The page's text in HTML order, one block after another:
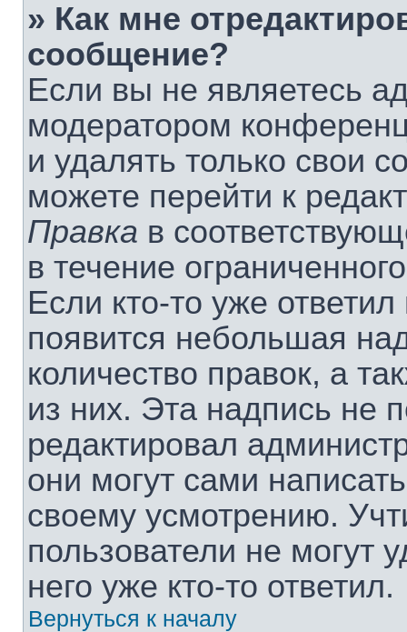
» Как мне
сообщение?
Если вы не являетесь
модератором
и удалять только свои
можете перейти к
Правка в
в течение
Если кто-то уже
появится небольшая
количество правок, а
из них. Эта надпись не
редактировал
они могут сами
своему усмотрению.
пользователи не могут
него уже кто-то ответил.
Вернуться к началу